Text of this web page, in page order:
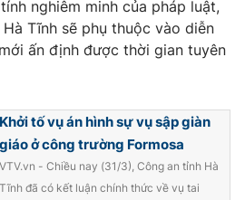
Vươn mình bằng AI
VTV8
English
nghiêm minh của pháp luật,
Tĩnh sẽ phụ thuộc vào diễn
ấn định được thời gian tuyên
Khởi tố vụ án hình sự vụ sập giàn
giáo ở công trường Formosa
VTV.vn - Chiều nay (31/3), Công an tỉnh Hà
Tĩnh đã có kết luận chính thức về vụ tai